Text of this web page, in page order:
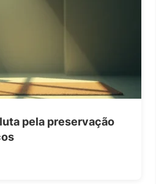
pela preservação